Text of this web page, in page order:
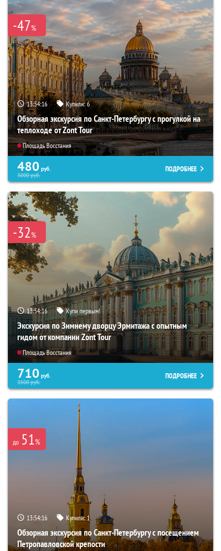
-47%
13:54:14 Купили:6
Обзорная экскурсия по Санкт-Петербургу с прогулкой на
теплоходе от Zont Tour
Площадь Восстания
480 руб.
3000руб.
ПОДРОБНЕЕ
-32%
13:54:14 Купи первым!
Экскурсия по Зимнему дворцу Эрмитажа с опытным
гидом от компании Zont Tour
Площадь Восстания
710 руб.
3500руб.
ПОДРОБНЕЕ
до 51%
13:54:14 Купили:1
Обзорная экскурсия по Санкт-Петербургу с посещением
Петропавловской крепости